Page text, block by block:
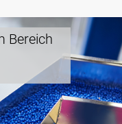
Bereich